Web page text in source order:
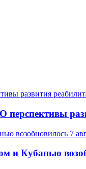
перспективы
и Кубанью